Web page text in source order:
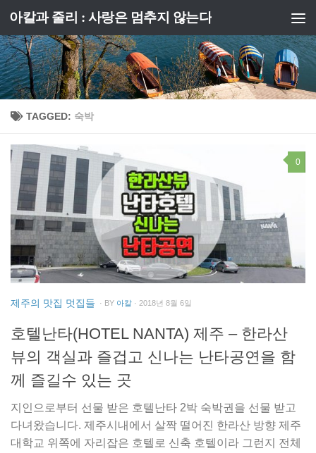
Skip to content
아칼과 줄리 : 사랑은 멈추지 않는다
TAGGED: 숙박
0
제주의 맛집 멋집들 · BY 아칼 · 2018년 8월 6일
호텔난타(HOTEL NANTA) 제주 – 한라산
뷰의 객실과 즐겁고 신나는 난타공연을 함
께 즐길수 있는 곳
지인으로부터 선물 받은 호텔난타 2박 숙박권을 선물 받고
다녀왔습니다. 제주시내에서 살짝 떨어진 한라산 방향 제주
대학교 위쪽에 자리잡은 호텔로 신축 호텔이라 그런지 전체